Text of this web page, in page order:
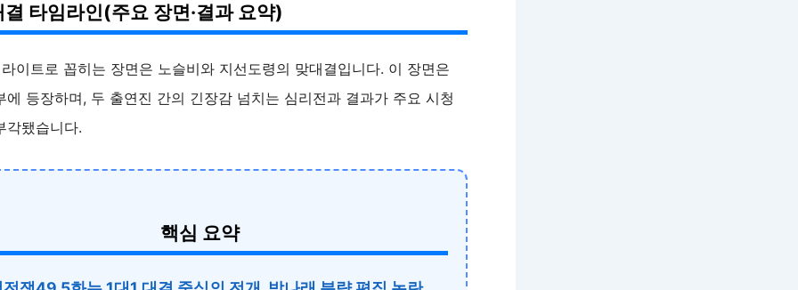
타임라인(주요 장면·결과 요약)
이트로 꼽히는 장면은 노슬비와 지선도령의 맞대결입니다. 이 장면은
에 등장하며, 두 출연진 간의 긴장감 넘치는 심리전과 결과가 주요 시청
각됐습니다.
핵심 요약